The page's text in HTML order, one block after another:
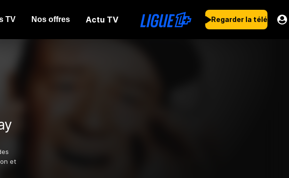
TV Nos offres Actu TV Regarder la télé
et